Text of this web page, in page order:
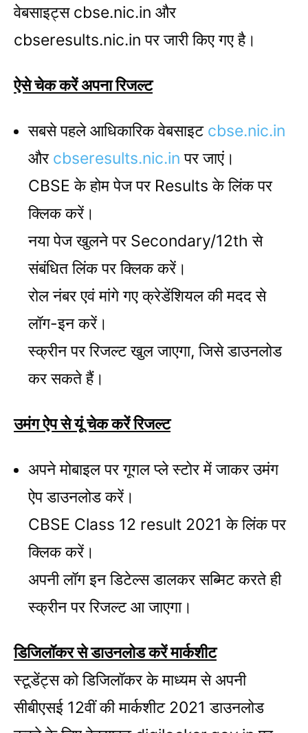
वेबसाइट्स cbse.nic.in और
cbseresults.nic.in पर जारी किए गए है।
ऐसे चेक करें अपना रिजल्ट
सबसे पहले आधिकारिक वेबसाइट cbse.nic.in
और cbseresults.nic.in पर जाएं।
CBSE के होम पेज पर Results के लिंक पर
क्लिक करें।
नया पेज खुलने पर Secondary/12th से
संबंधित लिंक पर क्लिक करें।
रोल नंबर एवं मांगे गए क्रेडेंशियल की मदद से
लॉग-इन करें।
स्क्रीन पर रिजल्ट खुल जाएगा, जिसे डाउनलोड
कर सकते हैं।
उमंग ऐप से यूं चेक करें रिजल्ट
अपने मोबाइल पर गूगल प्ले स्टोर में जाकर उमंग
ऐप डाउनलोड करें।
CBSE Class 12 result 2021 के लिंक पर
क्लिक करें।
अपनी लॉग इन डिटेल्स डालकर सब्मिट करते ही
स्क्रीन पर रिजल्ट आ जाएगा।
डिजिलॉकर से डाउनलोड करें मार्कशीट
स्टूडेंट्स को डिजिलॉकर के माध्यम से अपनी
सीबीएसई 12वीं की मार्कशीट 2021 डाउनलोड